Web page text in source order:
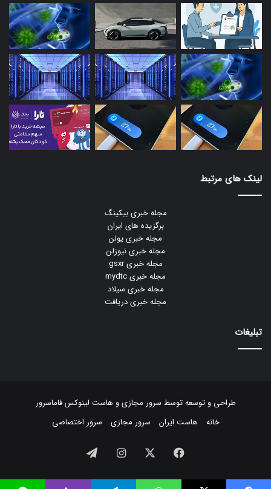
لینک های مرتبط
مجله خبری بیکینگ
برگزیده های ایران
مجله خبری یولن
مجله خبری نیوزلن
مجله خبری gsxr
مجله خبری mydtc
مجله خبری سیلاد
مجله خبری دریافت
تبلیغات
طراحی و توسعه توسط سرور مجازیو هاست لینوکسفاماسرور
خانه
هاست ایران سرور مجازی سرور اختصاصی
فیسبوک ایکس اینستاگرام